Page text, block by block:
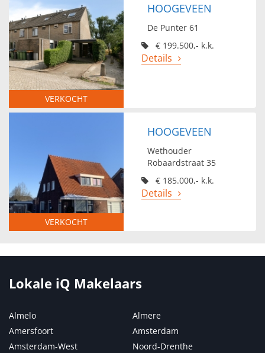
VERKOCHT
HOOGEVEEN
De Punter 61
€ 199.500,- k.k.
Details
VERKOCHT
HOOGEVEEN
Wethouder
Robaardstraat 35
€ 185.000,- k.k.
Details
Lokale iQ Makelaars
Almelo
Almere
Amersfoort
Amsterdam
Amsterdam-West
Noord-Drenthe